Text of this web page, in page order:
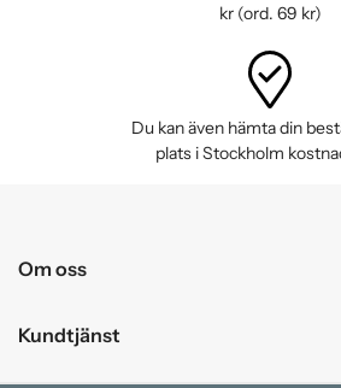
kr (ord. 69 kr)
Du kan även hämta din
plats i Stockholm
Om oss
Kundtjänst